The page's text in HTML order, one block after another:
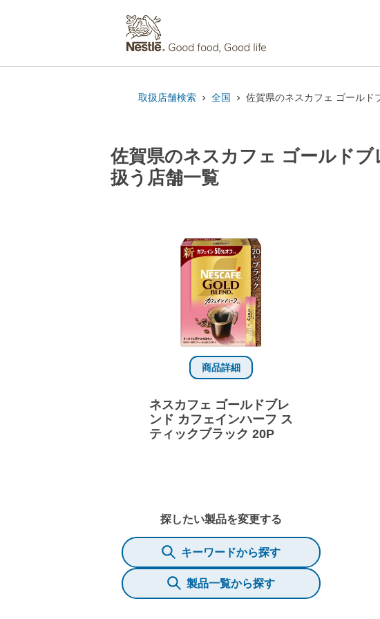
取扱店舗検索 全国 佐賀県のネスカフェ ゴールド
佐賀県のネスカフェ ゴールド
扱う店舗一覧
商品詳細
ネスカフェ ゴールドブレ
ンド カフェインハーフ ス
ティックブラック 20P
探したい製品を変更する
キーワードから探す
製品一覧から探す